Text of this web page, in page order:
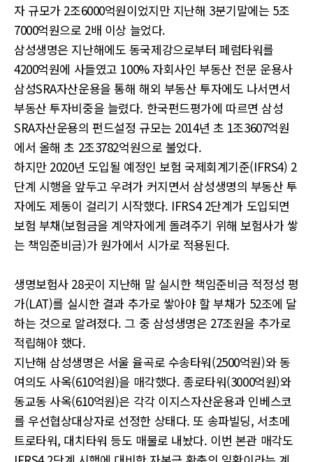
자 규모가 2조6000억원이었지만 지난해 3분기말에는 5조
7000억원으로 2배 이상 늘었다.
삼성생명은 지난해에도 동국제강으로부터 페럼타워를
4200억원에 사들였고 100% 자회사인 부동산 전문 운용사
삼성SRA자산운용을 통해 해외 부동산 투자에도 나서면서
부동산 투자비중을 늘렸다. 한국펀드평가에 따르면 삼성
SRA자산운용의 펀드설정 규모는 2014년 초 1조3607억원
에서 올해 초 2조3782억원으로 불었다.
하지만 2020년 도입될 예정인 보험 국제회계기준(IFRS4) 2
단계 시행을 앞두고 우려가 커지면서 삼성생명의 부동산 투
자에도 제동이 걸리기 시작했다. IFRS4 2단계가 도입되면
보험 부채(보험금을 계약자에게 돌려주기 위해 보험사가 쌓
는 책임준비금)가 원가에서 시가로 적용된다.
생명보험사 28곳이 지난해 말 실시한 책임준비금 적정성 평
가(LAT)를 실시한 결과 추가로 쌓아야 할 부채가 52조에 달
하는 것으로 알려졌다. 그 중 삼성생명은 27조원을 추가로
적립해야 했다.
지난해 삼성생명은 서울 율곡로 수송타워(2500억원)와 동
여의도 사옥(610억원)을 매각했다. 종로타워(3000억원)와
동교동 사옥(610억원)은 각각 이지스자산운용과 인베스코
를 우선협상대상자로 선정한 상태다. 또 송파빌딩, 서초메
트로타워, 대치타워 등도 매물로 내놨다. 이번 본관 매각도